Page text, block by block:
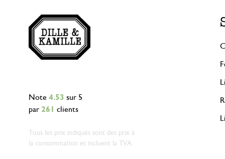
Note 4.53 sur 5
par 261 clients
Tous les prix indiqués sont des prix à
la consommation et incluent la TVA.